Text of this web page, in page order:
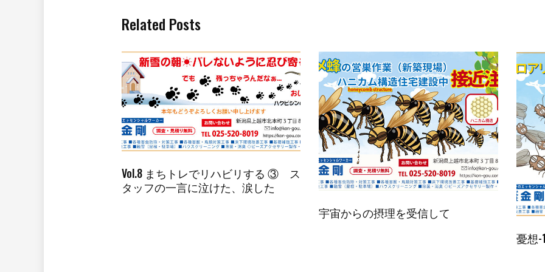
Related Posts
Vol.8 まちトレでリハビリする ③ ス
タッフの一言に泣けた、涙した
宇宙からの摂理を受信して
憂想-